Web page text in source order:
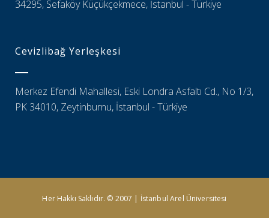
34295, Sefaköy Küçükçekmece, İstanbul - Türkiye
Cevizlibağ Yerleşkesi
Merkez Efendi Mahallesi, Eski Londra Asfaltı Cd., No 1/3,
PK 34010, Zeytinburnu, İstanbul - Türkiye
Her Hakkı Saklıdır. © 2007 | İstanbul Arel Üniversitesi